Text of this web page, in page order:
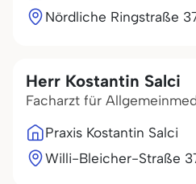
Nördliche Ringstraße 3
Herr Kostantin Salci
Facharzt für
Praxis Kostantin Salci
Willi-Bleicher-Straße 3